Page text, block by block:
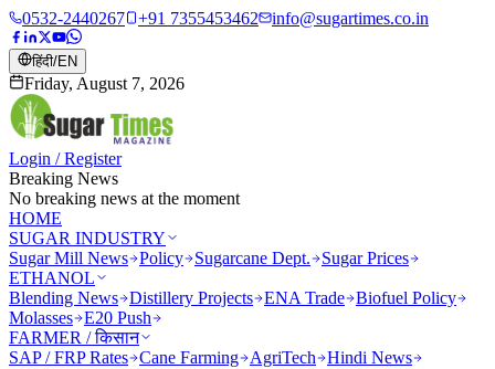
0532-2440267 +91 7355453462 info@sugartimes.co.in
हिंदी/EN
Friday, August 7, 2026
Login / Register
Breaking News
No breaking news at the moment
HOME
SUGAR INDUSTRY
Sugar Mill News Policy Sugarcane Dept.
Sugar Prices
ETHANOL
Blending News Distillery Projects ENA Trade Biofuel Policy
Molasses E20 Push
FARMER / किसान
SAP / FRP Rates Cane Farming AgriTech
Hindi News